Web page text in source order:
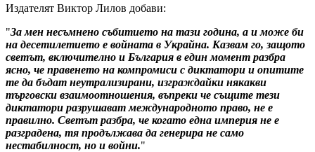
Издателят Виктор Лилов добави:
"За мен несъмнено събитието на тази година, а и може би
на десетилетието е войната в Украйна. Казвам го, защото
светът, включително и България в един момент разбра
ясно, че правенето на компромиси с диктатори и опитите
те да бъдат неутрализирани, изграждайки някакви
търговски взаимоотношения, въпреки че същите тези
диктатори разрушават международното право, не е
правилно. Светът разбра, че когато една империя не е
разградена, тя продължава да генерира не само
нестабилност, но и войни."